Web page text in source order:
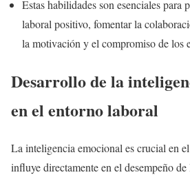
Estas habilidades son esenciales para
laboral positivo, fomentar la
la motivación y el compromiso de los
Desarrollo de la
en el entorno laboral
La inteligencia emocional es crucial en
influye directamente en el desempeño